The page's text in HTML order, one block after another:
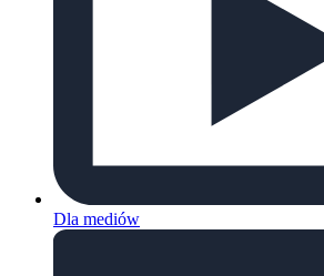
Dla mediów